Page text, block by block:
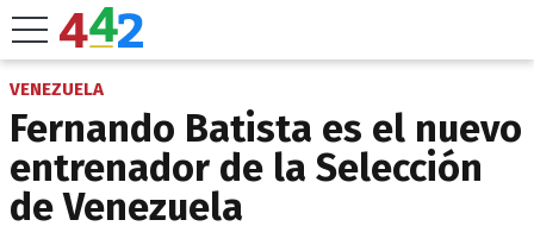
VENEZUELA
Fernando Batista es el nuevo
entrenador de la Selección
de Venezuela